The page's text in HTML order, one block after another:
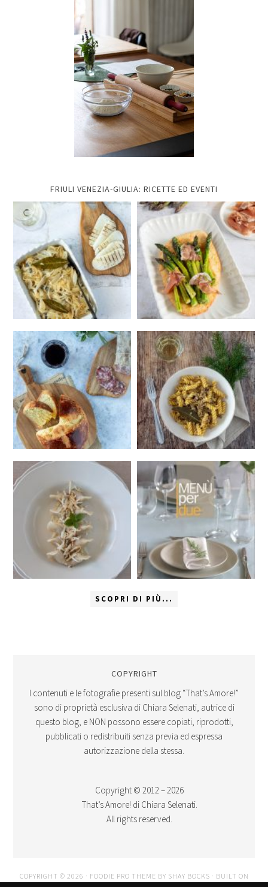
FRIULI VENEZIA-GIULIA: RICETTE ED EVENTI
SCOPRI DI PIÙ...
COPYRIGHT
I contenuti e le fotografie presenti sul blog “That’s Amore!”
sono di proprietà esclusiva di Chiara Selenati, autrice di
questo blog, e NON possono essere copiati, riprodotti,
pubblicati o redistribuiti senza previa ed espressa
autorizzazione della stessa.
Copyright © 2012 – 2026
That’s Amore! di Chiara Selenati.
All rights reserved.
COPYRIGHT © 2026 · FOODIE PRO THEME BY SHAY BOCKS · BUILT ON